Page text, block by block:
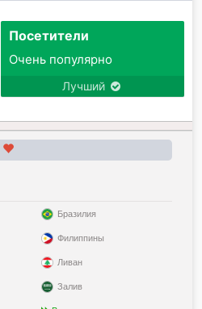
Посетители
Очень популярно
Лучший
Бразилия
Филиппины
Ливан
Залив